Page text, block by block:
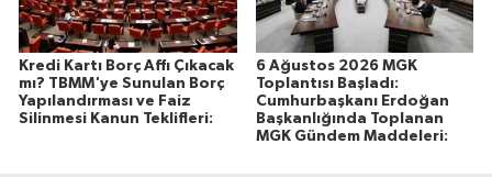
Kredi Kartı Borç Affı Çıkacak
mı? TBMM'ye Sunulan Borç
Yapılandırması ve Faiz
Silinmesi Kanun Teklifleri:
6 Ağustos 2026 MGK
Toplantısı Başladı:
Cumhurbaşkanı Erdoğan
Başkanlığında Toplanan
MGK Gündem Maddeleri: